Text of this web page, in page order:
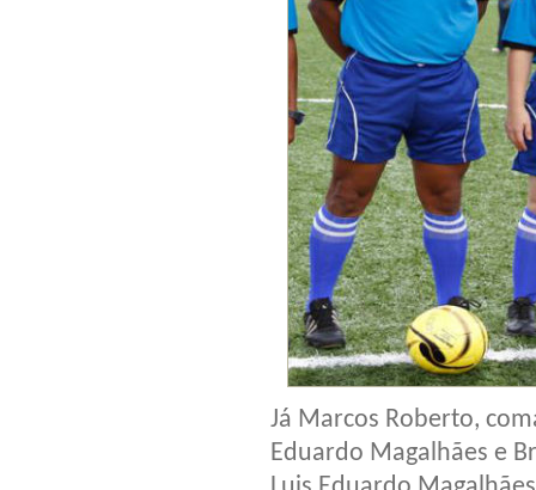
Já Marcos Roberto,
Eduardo Magalhães e